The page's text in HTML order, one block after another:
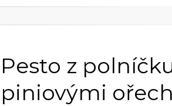
Pesto z
piniovými